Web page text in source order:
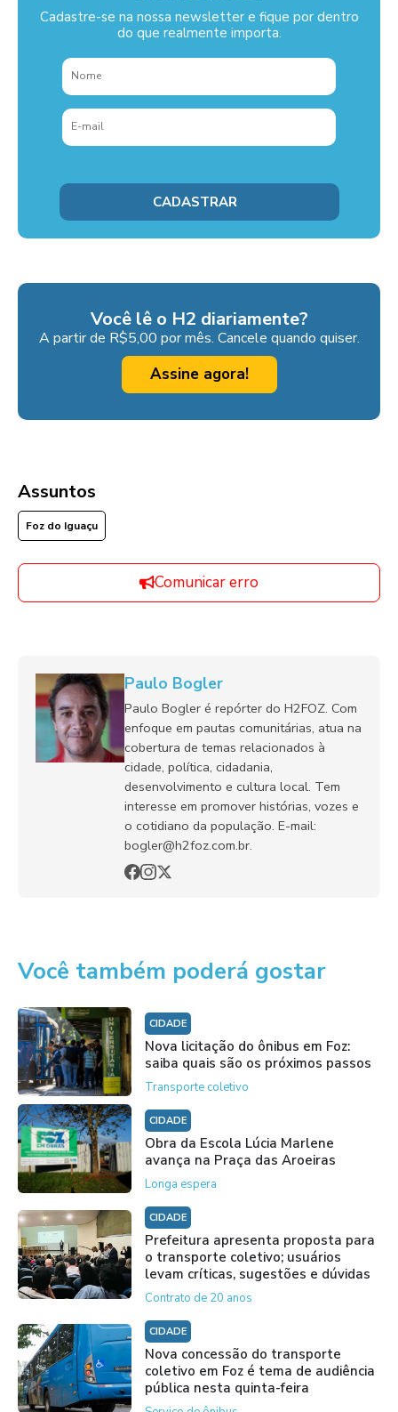
Cadastre-se na nossa newsletter e fique por dentro
do que realmente importa.
Você lê o H2 diariamente?
A partir de R$5,00 por mês. Cancele quando quiser.
Assine agora!
Assuntos
Foz do Iguaçu
Comunicar erro
Paulo Bogler
Paulo Bogler é repórter do H2FOZ. Com
enfoque em pautas comunitárias, atua na
cobertura de temas relacionados à
cidade, política, cidadania,
desenvolvimento e cultura local. Tem
interesse em promover histórias, vozes e
o cotidiano da população. E-mail:
bogler@h2foz.com.br.
Você também poderá gostar
CIDADE
Nova licitação do ônibus em Foz:
saiba quais são os próximos passos
Transporte coletivo
CIDADE
Obra da Escola Lúcia Marlene
avança na Praça das Aroeiras
Longa espera
CIDADE
Prefeitura apresenta proposta para
o transporte coletivo; usuários
levam críticas, sugestões e dúvidas
Contrato de 20 anos
CIDADE
Nova concessão do transporte
coletivo em Foz é tema de audiência
pública nesta quinta-feira